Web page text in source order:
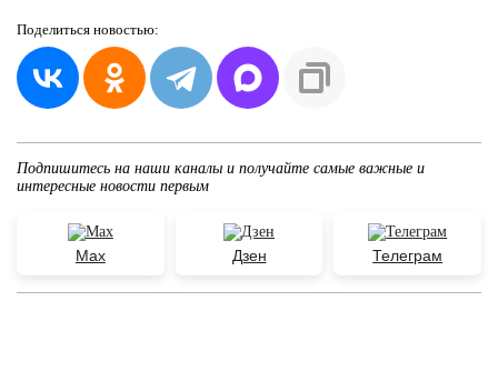
Поделиться новостью:
Подпишитесь на наши каналы и получайте самые важные и
интересные новости первым
Max Дзен Телеграм